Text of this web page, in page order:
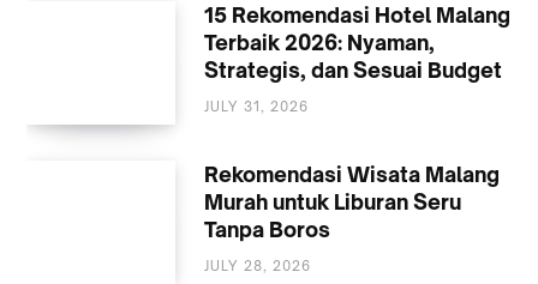
AKOMODASI
15 Rekomendasi Hotel Malang
Terbaik 2026: Nyaman,
Strategis, dan Sesuai Budget
JULY 31, 2026
Rekomendasi Wisata Malang
Murah untuk Liburan Seru
Tanpa Boros
JULY 28, 2026